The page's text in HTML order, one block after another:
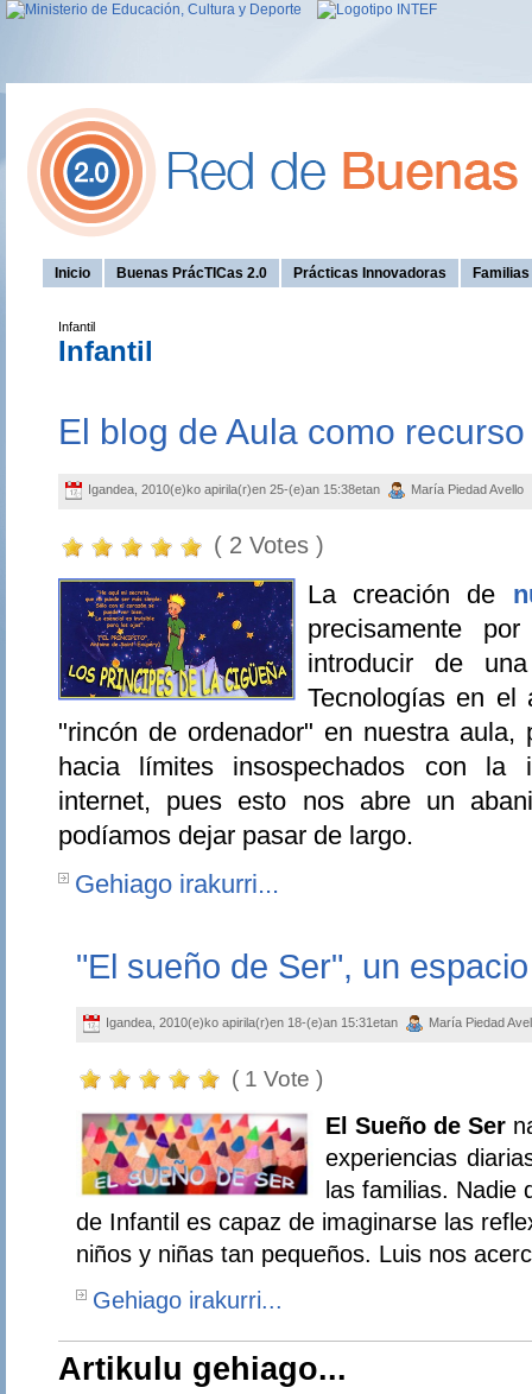
Inicio Buenas PrácTICas 2.0 Prácticas Innovadoras
Infantil
Infantil
El blog de Aula como
Igandea, 2010(e)ko apirila(r)en 25-(e)an 15:38etan María Piedad Avello
( 2 Votes )
La creación de
precisamente
introducir de
Tecnologías en el
"rincón de ordenador" en nuestra aula,
hacia límites insospechados con la
internet, pues esto nos abre un
podíamos dejar pasar de largo.
Gehiago irakurri...
"El sueño de Ser", un
Igandea, 2010(e)ko apirila(r)en 18-(e)an 15:31etan María Piedad
( 1 Vote )
El Sueño de Ser
experiencias
las familias. Nadie
de Infantil es capaz de imaginarse las
niños y niñas tan pequeños. Luis nos
Gehiago irakurri...
Artikulu gehiago...